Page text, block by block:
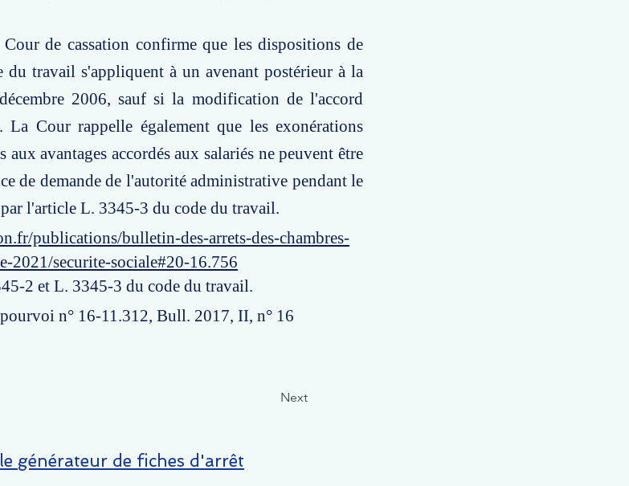
de cassation confirme que les dispositions de
travail s'appliquent à un avenant postérieur à la
2006, sauf si la modification de l'accord
Cour rappelle également que les exonérations
aux avantages accordés aux salariés ne peuvent être
de demande de l'autorité administrative pendant le
l'article L. 3345-3 du code du travail.
publications/bulletin-des-arrets-des-chambres-
2021/securite-sociale#20-16.756
2 et L. 3345-3 du code du travail.
n° 16-11.312, Bull. 2017, II, n° 16
Next
générateur de fiches d'arrêt